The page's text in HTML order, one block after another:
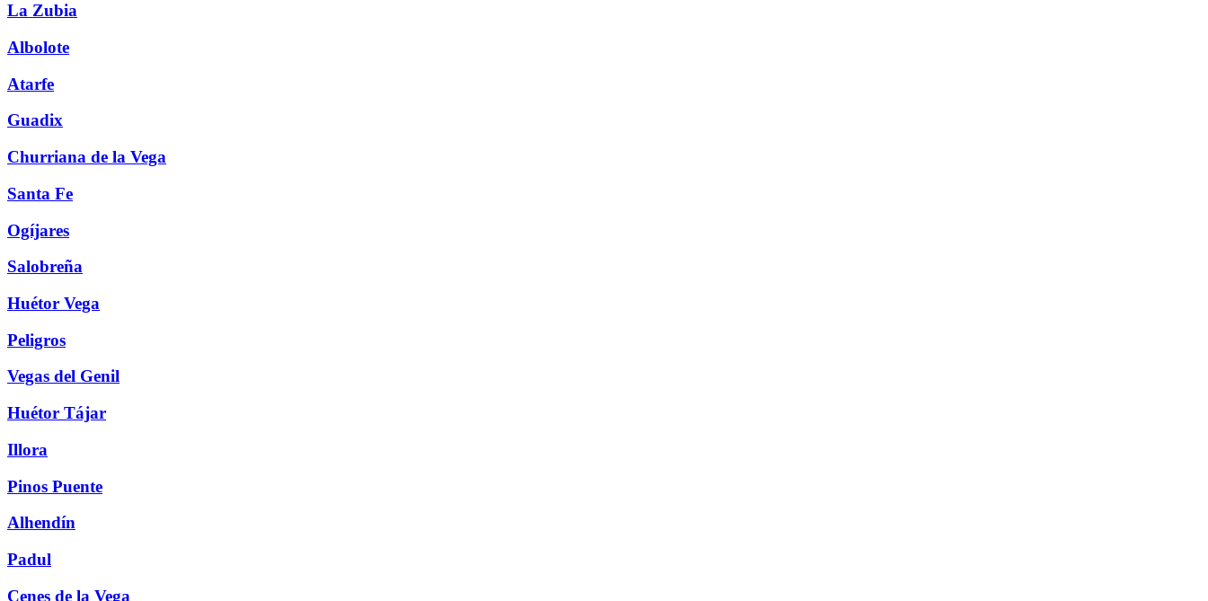
La Zubia
Albolote
Atarfe
Guadix
Churriana de la Vega
Santa Fe
Ogíjares
Salobreña
Huétor Vega
Peligros
Vegas del Genil
Huétor Tájar
Illora
Pinos Puente
Alhendín
Padul
Cenes de la Vega